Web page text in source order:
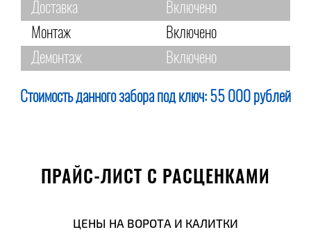
Доставка
Включено
Монтаж
Включено
Демонтаж
Включено
Стоимость данного забора под ключ: 55 000 рублей
ПРАЙС-ЛИСТ С РАСЦЕНКАМИ
ЦЕНЫ НА ВОРОТА И КАЛИТКИ